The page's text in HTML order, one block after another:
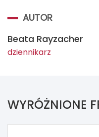
AUTOR
Beata Rayzacher
dziennikarz
WYRÓŻNIONE